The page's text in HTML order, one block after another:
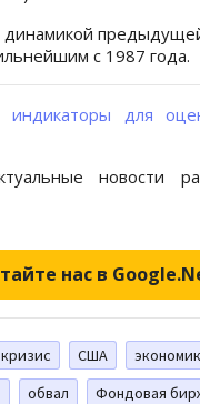
с 1987 года.
индикаторы для
новости
нас в
США
обвал Фондовая